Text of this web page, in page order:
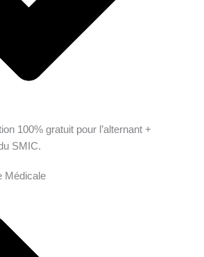
100% gratuit pour l’alternant +
SMIC.
Médicale